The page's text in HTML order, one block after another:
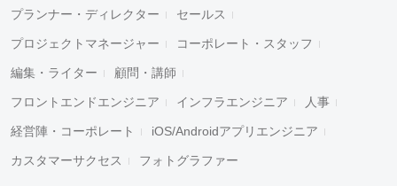
プランナー・ディレクター セールス
プロジェクトマネージャー コーポレート・スタッフ
編集・ライター 顧問・講師
フロントエンドエンジニア インフラエンジニア 人事
経営陣・コーポレート iOS/Androidアプリエンジニア
カスタマーサクセス フォトグラファー